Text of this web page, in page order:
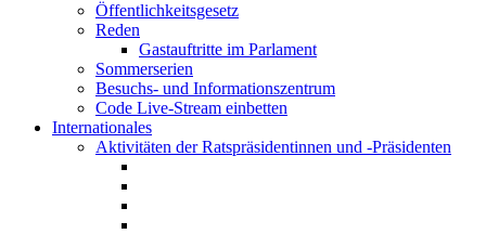
Öffentlichkeitsgesetz
Reden
Gastauftritte im Parlament
Sommerserien
Besuchs- und Informationszentrum
Code Live-Stream einbetten
Internationales
Aktivitäten der Ratspräsidentinnen und -Präsidenten